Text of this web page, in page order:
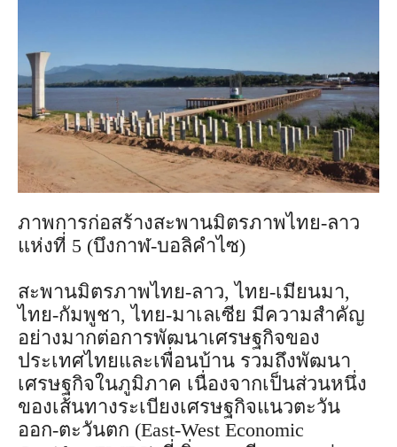
ภาพการก่อสร้างสะพานมิตรภาพไทย-ลาว
แห่งที่ 5 (บึงกาฬ-บอลิคำไซ)
สะพานมิตรภาพไทย-ลาว, ไทย-เมียนมา,
ไทย-กัมพูชา, ไทย-มาเลเซีย มีความสำคัญ
อย่างมากต่อการพัฒนาเศรษฐกิจของ
ประเทศไทยและเพื่อนบ้าน รวมถึงพัฒนา
เศรษฐกิจในภูมิภาค เนื่องจากเป็นส่วนหนึ่ง
ของเส้นทางระเบียงเศรษฐกิจแนวตะวัน
ออก-ตะวันตก (East-West Economic